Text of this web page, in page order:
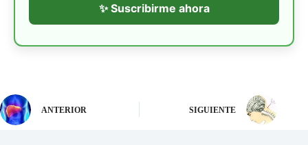
✨ Suscribirme ahora
ANTERIOR SIGUIENTE